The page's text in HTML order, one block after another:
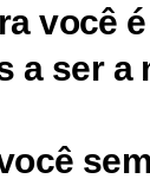
você
a ser a